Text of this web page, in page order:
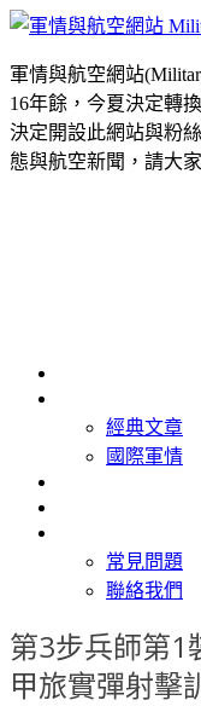
軍情與航空網站
16年餘，今夏決定轉
決定開設此網站與粉
態與航空新聞，請大
經典文章
國際軍情
常見問題
聯絡我們
第3步兵師第1
甲旅實彈射擊